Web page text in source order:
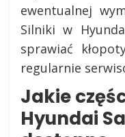
ewentualnej
Silniki w
sprawiać
regularnie
Jakie
Hyundai